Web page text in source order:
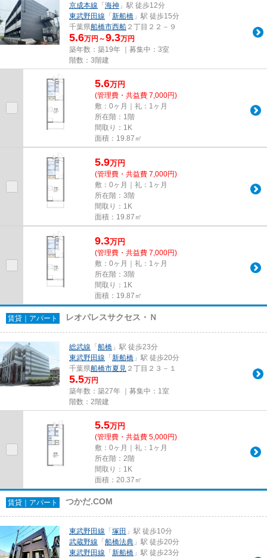
京成本線 「 海神 」駅 徒歩12分
東武野田線 「 新船橋 」駅 徒歩15分
千葉県船橋市西船 ２丁目２２－９
5.6万円～9.3万円
築年数：築19年 ｜募集中： 3室
階数：3階建
5.6万円
(管理費・共益費 7,000円)
敷：0ヶ月｜礼：1ヶ月
所在階：1階
間取り：1K
面積：19.87㎡
5.9万円
(管理費・共益費 7,000円)
敷：0ヶ月｜礼：1ヶ月
所在階：3階
間取り：1K
面積：19.87㎡
9.3万円
(管理費・共益費 7,000円)
敷：0ヶ月｜礼：1ヶ月
所在階：3階
間取り：1K
面積：19.87㎡
賃貸｜アパート レオパレスサクセス・Ｎ
総武線 「 船橋 」駅 徒歩23分
東武野田線 「 新船橋 」駅 徒歩20分
千葉県船橋市夏見 ２丁目２３－１
5.5万円
築年数：築27年 ｜募集中： 1室
階数：2階建
5.5万円
(管理費・共益費 5,000円)
敷：0ヶ月｜礼：1ヶ月
所在階：2階
間取り：1K
面積：20.37㎡
賃貸｜アパート つかだ.COM
東武野田線 「 塚田 」駅 徒歩10分
武蔵野線 「 船橋法典 」駅 徒歩20分
東武野田線 「 新船橋 」駅 徒歩23分